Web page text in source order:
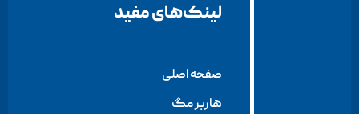
لینک‌های مفید
صفحه اصلی
هاربر مگ